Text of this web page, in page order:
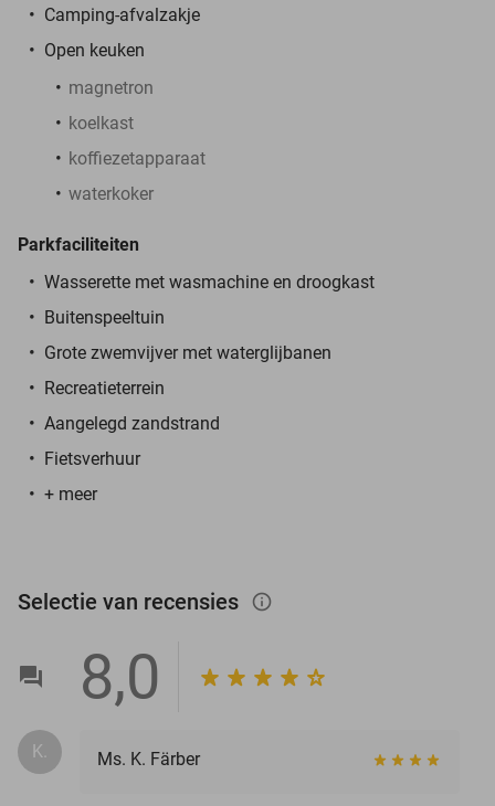
Camping-afvalzakje
Open keuken
magnetron
koelkast
koffiezetapparaat
waterkoker
Parkfaciliteiten
Wasserette met wasmachine en droogkast
Buitenspeeltuin
Grote zwemvijver met waterglijbanen
Recreatieterrein
Aangelegd zandstrand
Fietsverhuur
+ meer
Selectie van recensies info_outlined
8,0
K. Ms. K. Färber